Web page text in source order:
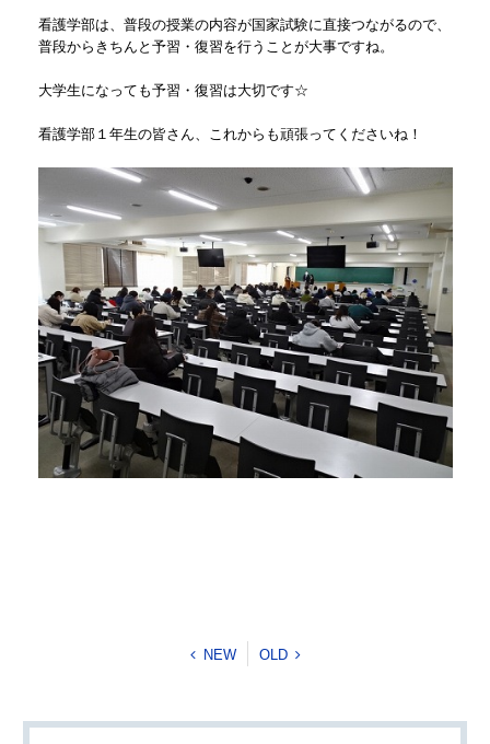
看護学部は、普段の授業の内容が国家試験に直接つながるので、
普段からきちんと予習・復習を行うことが大事ですね。
大学生になっても予習・復習は大切です☆
看護学部１年生の皆さん、これからも頑張ってくださいね！
NEW OLD